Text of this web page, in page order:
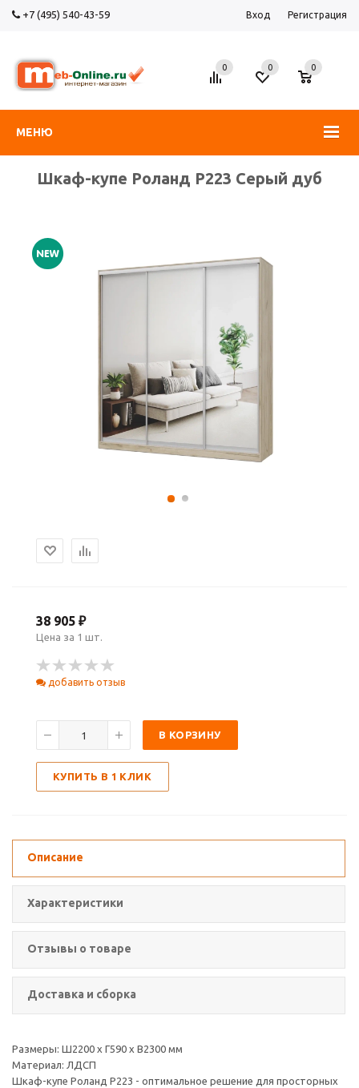
+7 (495) 540-43-59 Вход Регистрация
МЕНЮ
0 0
0
Шкаф-купе Роланд Р223 Серый дуб
38 905 ₽
Цена за 1 шт.
добавить отзыв
В КОРЗИНУ
КУПИТЬ В 1 КЛИК
Описание
Характеристики
Отзывы о товаре
Доставка и сборка
Размеры: Ш2200 х Г590 х В2300 мм
Материал: ЛДСП
Шкаф-купе Роланд Р223 - оптимальное решение для просторных